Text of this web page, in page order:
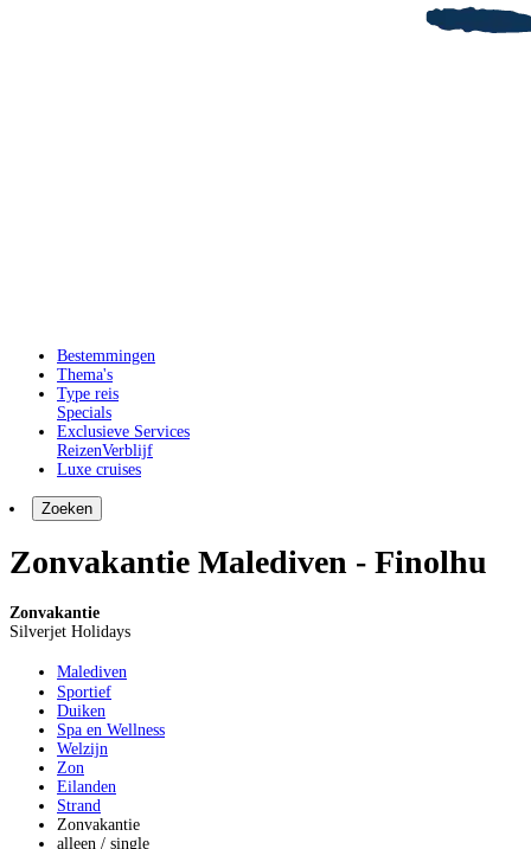
Bestemmingen
Thema's
Type reis
Specials
Exclusieve Services
ReizenVerblijf
Luxe cruises
Zoeken
Zonvakantie Malediven - Finolhu
Zonvakantie
Silverjet Holidays
Malediven
Sportief
Duiken
Spa en Wellness
Welzijn
Zon
Eilanden
Strand
Zonvakantie
alleen / single